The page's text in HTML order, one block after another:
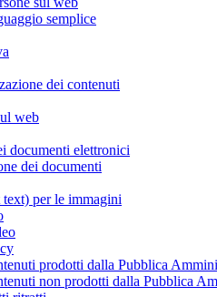
semplice
dei contenuti
web
documenti elettronici
dei documenti
per le immagini
prodotti dalla Pubblica
non prodotti dalla Pubblica